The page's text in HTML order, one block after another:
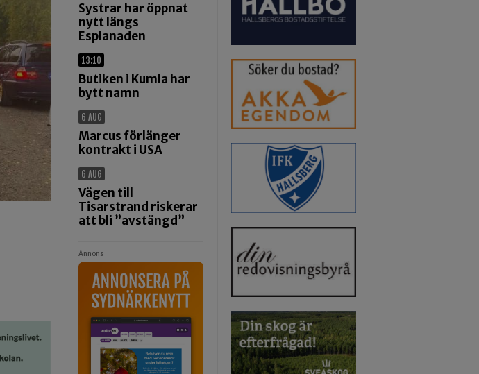
Systrar har öppnat
nytt längs
Esplanaden
13:10
Butiken i Kumla har
bytt namn
6 AUG
Marcus förlänger
kontrakt i USA
6 AUG
Vägen till
Tisarstrand riskerar
att bli ”avstängd”
Annons